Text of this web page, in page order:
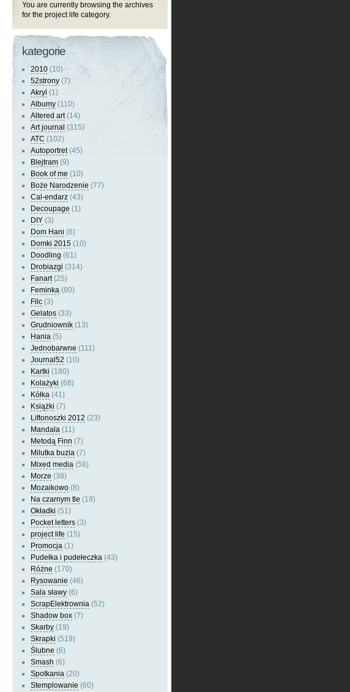
You are currently browsing the archives
for the project life category.
kategorie
2010 (10)
52strony (7)
Akryl (1)
Albumy (110)
Altered art(14)
Art journal (315)
ATC (102)
Autoportret(45)
Blejtram (9)
Book of me (10)
Boże Narodzenie (77)
Cal-endarz (43)
Decoupage (1)
DIY (3)
Dom Hani (6)
Domki 2015 (10)
Doodling (61)
Drobiazgi (314)
Fanart(25)
Feminka (80)
Filc (3)
Gelatos (33)
Grudniownik (13)
Hania (5)
Jednobarwne (111)
Journal52 (10)
Kartki (180)
Kolażyki (68)
Kółka (41)
Książki (7)
Liftonoszki 2012 (23)
Mandala (11)
Metodą Finn (7)
Milutka buzia (7)
Mixed media (58)
Morze (38)
Mozaikowo (8)
Na czarnym tle (19)
Okładki (51)
Pocket letters (3)
project life (15)
Promocja (1)
Pudełka i pudełeczka (43)
Różne (170)
Rysowanie (46)
Sala sławy (6)
ScrapElektrownia (52)
Shadow box (7)
Skarby (19)
Skrapki (519)
Ślubne (6)
Smash (6)
Spotkania (20)
Stemplowanie (60)